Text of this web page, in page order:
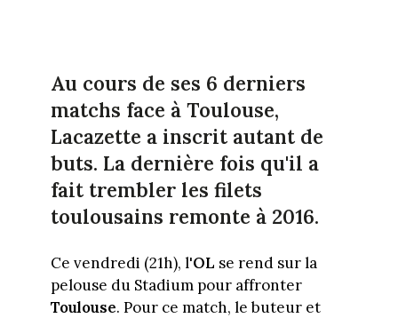
Au cours de ses 6 derniers
matchs face à Toulouse,
Lacazette a inscrit autant de
buts. La dernière fois qu'il a
fait trembler les filets
toulousains remonte à 2016.
Ce vendredi (21h), l'OL se rend sur la
pelouse du Stadium pour affronter
Toulouse. Pour ce match, le buteur et